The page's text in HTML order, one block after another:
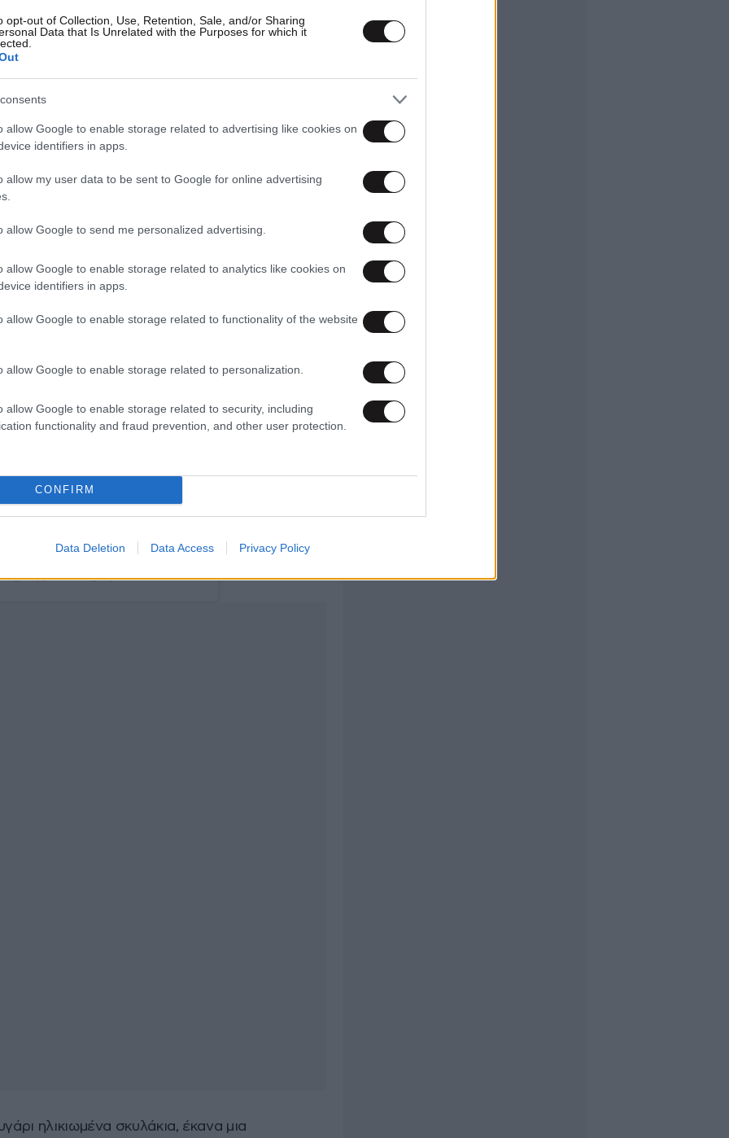
opt-out of Collection, Use, Retention, Sale, and/or Sharing
Data that Is Unrelated with the Purposes for which it
allow Google to enable storage related to advertising like cookies on
identifiers in apps.
allow my user data to be sent to Google for online advertising
allow Google to send me personalized advertising.
allow Google to enable storage related to analytics like cookies on
identifiers in apps.
allow Google to enable storage related to functionality of the website
allow Google to enable storage related to personalization.
allow Google to enable storage related to security, including
functionality and fraud prevention, and other user protection.
CONFIRM
Data Deletion Data Access Privacy Policy
ίδιων συναισθηματικών εμπειριών».
ασχολήθηκε «με τη μουσική και
Instagram
(@britishvogue)
ηλικιωμένα σκυλάκια, έκανα μια